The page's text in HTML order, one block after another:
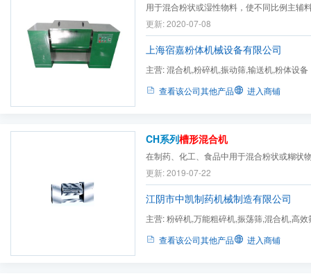
用于混合粉状或湿性物料，使不同比例主辅
更新: 2020-07-08
上海宿嘉粉体机械设备有限公司
主营:混合机,粉碎机,振动筛,输送机,粉体设备
查看该公司其他产品
进入商铺
CH系列槽形混合机
在制药、化工、食品中用于混合粉状或糊状
更新: 2019-07-22
江阴市中凯制药机械制造有限公司
主营:粉碎机,万能粗碎机,振荡筛,混合机,高
查看该公司其他产品 进入商铺